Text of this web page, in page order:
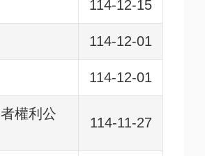
114-12-15
114-12-01
114-12-01
權利公
114-11-27